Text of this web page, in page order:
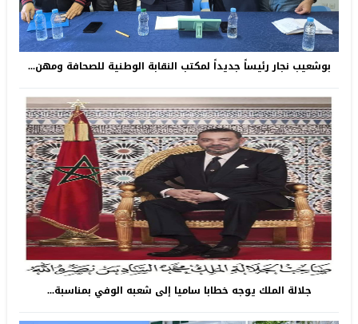
بوشعيب نجار رئيساً جديداً لمكتب النقابة الوطنية للصحافة ومهن...
جلالة الملك يوجه خطابا ساميا إلى شعبه الوفي بمناسبة...